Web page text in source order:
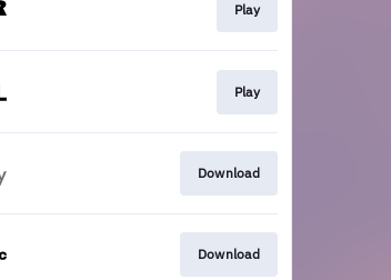
Play
Play
Download
Download